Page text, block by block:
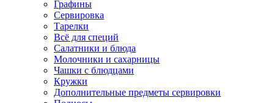
Графины
Сервировка
Тарелки
Всё для специй
Салатники и блюда
Молочники и сахарницы
Чашки с блюдцами
Кружки
Дополнительные предметы сервировки